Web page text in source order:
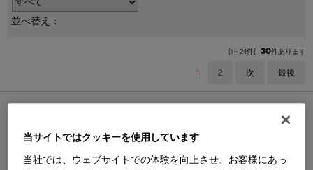
並べ替え：
[1～24件] 30件あります
1 2 次 最後
当サイトではクッキーを使用しています
当社では、ウェブサイトでの体験を向上させ、お客様にあっ